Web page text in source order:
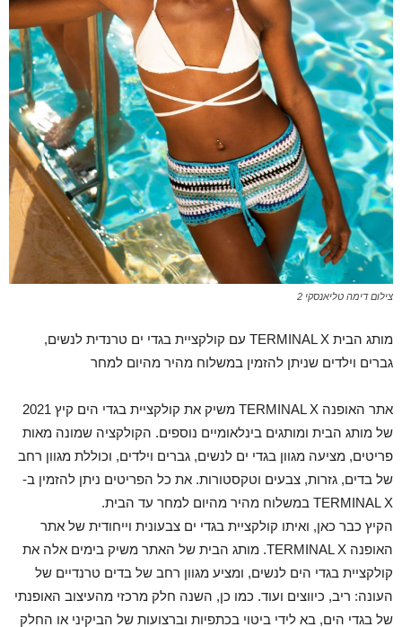
צילום דימה טליאנסקי 2
מותג הבית TERMINAL X עם קולקציית בגדי ים טרנדית לנשים,
גברים וילדים שניתן להזמין במשלוח מהיר מהיום למחר
אתר האופנה TERMINAL X משיק את קולקציית בגדי הים קיץ 2021
של מותג הבית ומותגים בינלאומיים נוספים. הקולקציה שמונה מאות
פריטים, מציעה מגוון בגדי ים לנשים, גברים וילדים, וכוללת מגוון רחב
של בדים, גזרות, צבעים וטקסטורות. את כל הפריטים ניתן להזמין ב-
TERMINAL X במשלוח מהיר מהיום למחר עד הבית.
הקיץ כבר כאן, ואיתו קולקציית בגדי ים צבעונית וייחודית של אתר
האופנה TERMINAL X. מותג הבית של האתר משיק בימים אלה את
קולקציית בגדי הים לנשים, ומציע מגוון רחב של בדים טרנדיים של
העונה: ריב, כיווצים ועוד. כמו כן, השנה חלק מרכזי מהעיצוב האופנתי
של בגדי הים, בא לידי ביטוי בכתפיות וברצועות של הביקיני או החלק